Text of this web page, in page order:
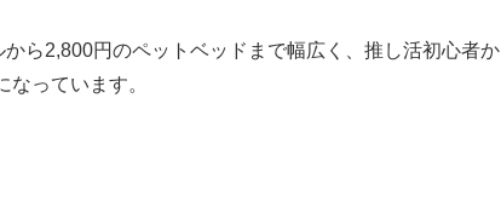
ら2,800円のペットベッドまで幅広く、推し活初心者か
なっています。